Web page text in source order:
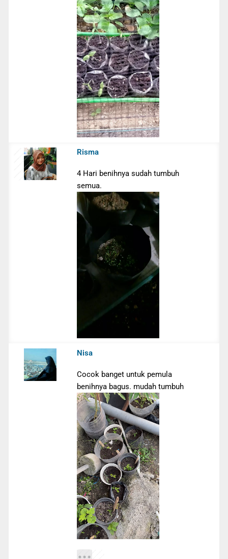
Risma
4 Hari benihnya sudah tumbuh
semua.
Nisa
Cocok banget untuk pemula
benihnya bagus. mudah tumbuh